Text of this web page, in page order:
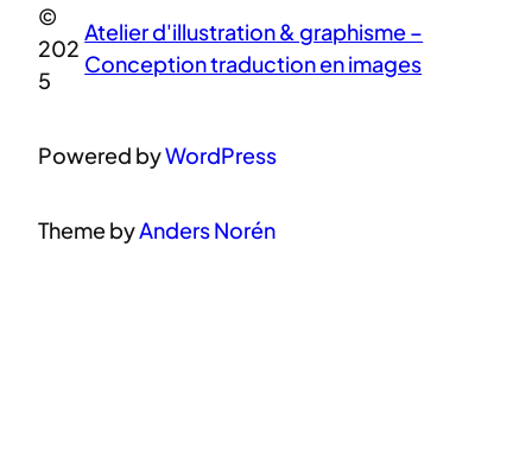
©
202
5
Atelier d'illustration & graphisme –
Conception traduction en images
Powered byWordPress
Theme byAnders Norén